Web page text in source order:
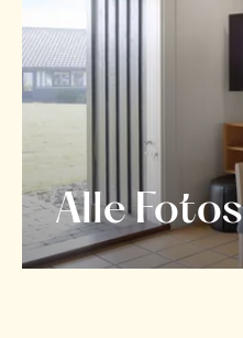
Alle Fotos